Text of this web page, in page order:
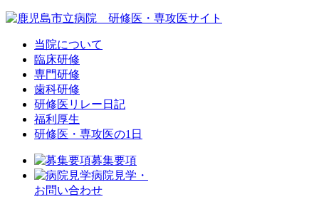
当院について
臨床研修
専門研修
歯科研修
研修医リレー日記
福利厚生
研修医・専攻医の1日
募集要項
病院見学・
お問い合わせ